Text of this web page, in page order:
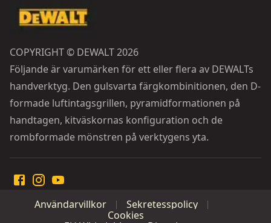
COPYRIGHT © DEWALT 2026
Följande är varumärken för ett eller flera av DEWALTs
handverktyg. Den gulsvarta färgkombinitionen, den D-
formade luftintagsgrillen, pyramidformationen på
handtagen, kitväskornas konfiguration och de
rombformade mönstren på verktygens yta.
Användarvillkor
Sekretesspolicy
Cookies